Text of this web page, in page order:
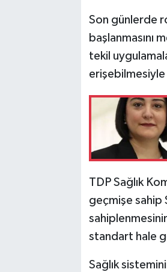
Son günlerde
başlanmasını
tekil
TDP Sağlık
geçmişe sahip
standart hale
Sağlık